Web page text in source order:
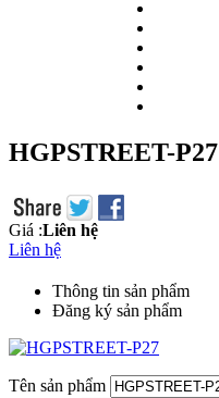
HGPSTREET-P27
Giá :Liên hệ
Liên hệ
Thông tin sản phẩm
Đăng ký sản phẩm
Tên sản phẩm